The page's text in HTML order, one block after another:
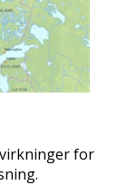
for